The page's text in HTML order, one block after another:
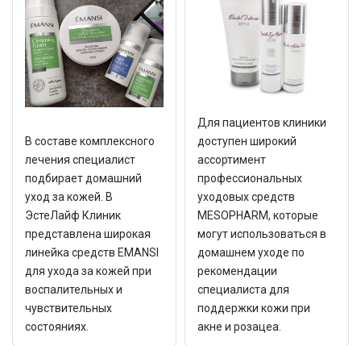
В составе комплексного
лечения специалист
подбирает домашний
уход за кожей. В
ЭстеЛайф Клиник
представлена широкая
линейка средств EMANSI
для ухода за кожей при
воспалительных и
чувствительных
состояниях.
Для пациентов клиники
доступен широкий
ассортимент
профессиональных
уходовых средств
MESOPHARM, которые
могут использоваться в
домашнем уходе по
рекомендации
специалиста для
поддержки кожи при
акне и розацеа.